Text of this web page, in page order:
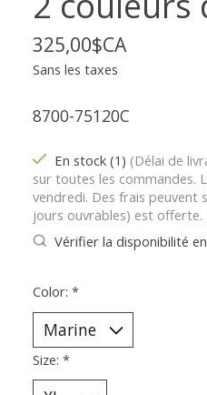
325,00$CA
Sans les taxes
8700-75120C
En stock (1) (Délai de
sur toutes les commandes.
vendredi. Des frais peuvent
jours ouvrables) est offerte.
Vérifier la disponibilité
Color: *
Size: *